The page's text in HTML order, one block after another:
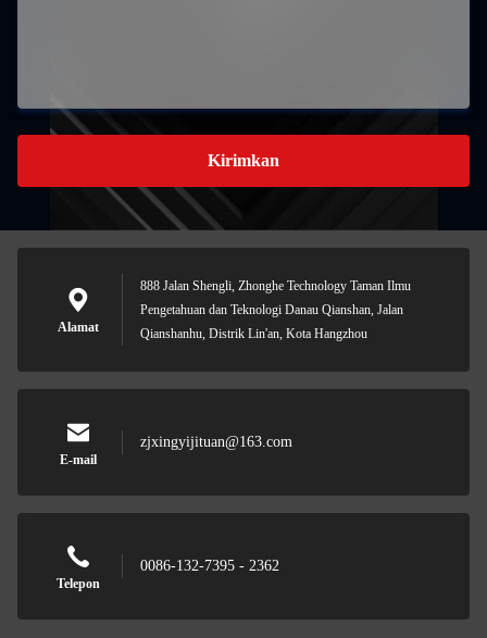
Kirimkan
Alamat
888 Jalan Shengli, Zhonghe Technology Taman Ilmu
Pengetahuan dan Teknologi Danau Qianshan, Jalan
Qianshanhu, Distrik Lin'an, Kota Hangzhou
E-mail
zjxingyijituan@163.com
Telepon
0086-132-7395 - 2362